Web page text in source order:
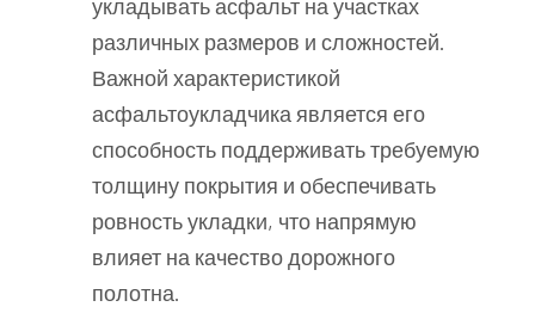
укладывать асфальт на участках
различных размеров и сложностей.
Важной характеристикой
асфальтоукладчика является его
способность поддерживать требуемую
толщину покрытия и обеспечивать
ровность укладки, что напрямую
влияет на качество дорожного
полотна.